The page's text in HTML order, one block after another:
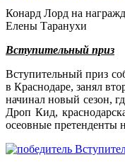
Конард Лорд
Елены Таранухи
Вступительный приз
Вступительный приз
в Краснодаре, занял
начинал новый сезон,
Дроп Кид,
осеовные претенденты